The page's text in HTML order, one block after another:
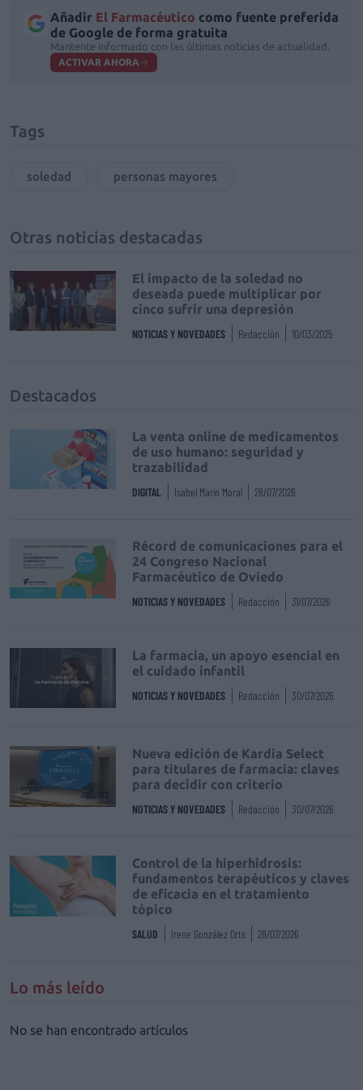
Añadir El Farmacéutico como fuente preferida
de Google de forma gratuita
Mantente informado con las últimas noticias de actualidad.
ACTIVAR AHORA
Tags
soledad personas mayores
Otras noticias destacadas
El impacto de la soledad no
deseada puede multiplicar por
cinco sufrir una depresión
NOTICIAS Y NOVEDADES Redacción 10/03/2025
Destacados
La venta online de medicamentos
de uso humano: seguridad y
trazabilidad
DIGITAL Isabel Marín Moral 28/07/2026
Récord de comunicaciones para el
24 Congreso Nacional
Farmacéutico de Oviedo
NOTICIAS Y NOVEDADES Redacción 31/07/2026
La farmacia, un apoyo esencial en
el cuidado infantil
NOTICIAS Y NOVEDADES Redacción 30/07/2026
Nueva edición de Kardia Select
para titulares de farmacia: claves
para decidir con criterio
NOTICIAS Y NOVEDADES Redacción 30/07/2026
Control de la hiperhidrosis:
fundamentos terapéuticos y claves
de eficacia en el tratamiento
tópico
SALUD Irene González Orts 28/07/2026
Lo más leído
No se han encontrado artículos